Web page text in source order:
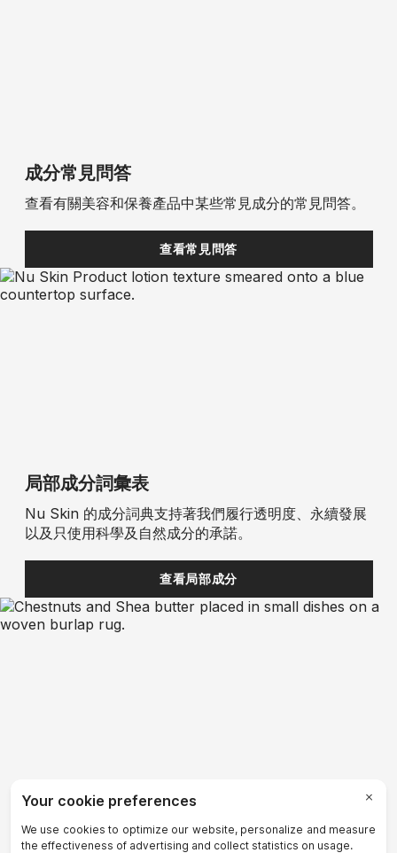
成分常見問答
查看有關美容和保養產品中某些常見成分的常見問答。
查看常見問答
局部成分詞彙表
Nu Skin 的成分詞典支持著我們履行透明度、永續發展
以及只使用科學及自然成分的承諾。
查看局部成分
可吸收成分詞彙表
塗抹於肌膚上的產品成分至關重要。透過研究產品成分